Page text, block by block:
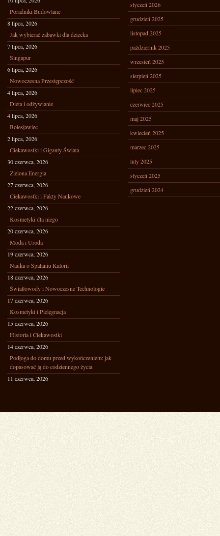
Poradniki Budowlane
8 lipca, 2026
Jak wybierać zabawki dla dziecka
7 lipca, 2026
Singapur
6 lipca, 2026
Nowoczesna Przestępczość
4 lipca, 2026
Dieta i odżywianie
4 lipca, 2026
Bolesławiec
2 lipca, 2026
Ciekawostki i Giganty Świata
30 czerwca, 2026
Zielona Energia
27 czerwca, 2026
Ciekawostki i Fakty Naukowe
22 czerwca, 2026
Kosmetyki dla niego
20 czerwca, 2026
Moda i Uroda
19 czerwca, 2026
Nauka o Spalaniu Kalorii
18 czerwca, 2026
Światłowody i Nowoczesne Technologie
17 czerwca, 2026
Kosmetyki i Pielęgnacja
15 czerwca, 2026
Historia i Ciekawostki
14 czerwca, 2026
Podłoga do domu przed wykończeniem: jak
dopasować ją do codziennego życia
11 czerwca, 2026
styczeń 2026
grudzień 2025
listopad 2025
październik 2025
wrzesień 2025
sierpień 2025
lipiec 2025
czerwiec 2025
maj 2025
kwiecień 2025
marzec 2025
luty 2025
styczeń 2025
grudzień 2024